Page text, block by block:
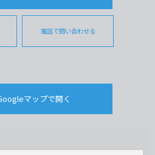
電話で問い合わせる
マップで開く